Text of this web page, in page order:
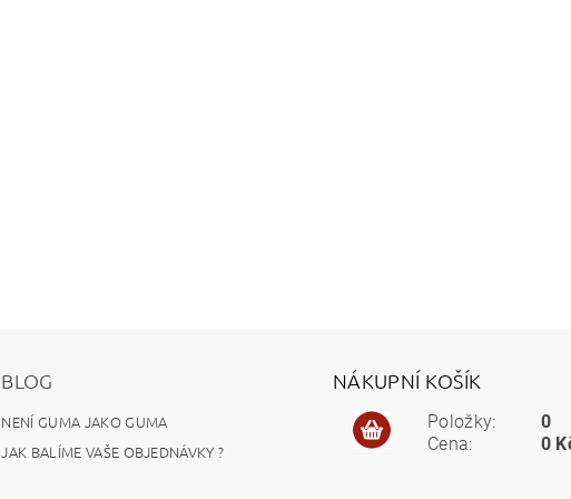
BLOG
NENÍ GUMA JAKO GUMA
JAK BALÍME VAŠE OBJEDNÁVKY ?
NÁKUPNÍ KOŠÍK
Položky:
Cena:
0
0